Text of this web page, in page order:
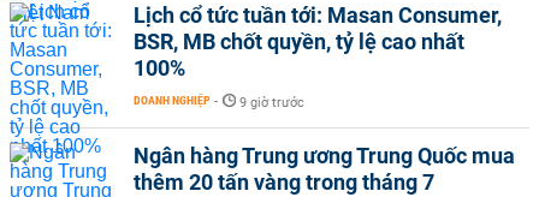
Lịch cổ tức tuần tới: Masan Consumer,
BSR, MB chốt quyền, tỷ lệ cao nhất
100%
DOANH NGHIỆP - 9 giờ trước
Ngân hàng Trung ương Trung Quốc mua
thêm 20 tấn vàng trong tháng 7